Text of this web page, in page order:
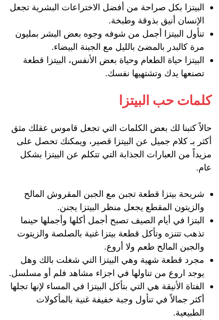
البيتزا بكل صراحة من أفضل الاختراعات البشرية تجعل
الإنسان أنيق بذوقة وطبخة.
تنأول البيتزا أجمل من شوفه وجوه بعض البشر بمليون
مرة كالبدر بالمضئ بالليل مع الجبنة البيضاء.
البيتزا حياة الطعام وحياة بعض الأنفس، البيتزا قطعة
تصنعها يدك وتشتهيها نفسك.
كلمات حب البيتزا
حالاً كتبنا لك بعض الكلمات التي تجعل قاموس عقلك مثق
أكثر بـ كلام جميل عن البيتزا قصير، ويمكنك تحصل على
مزيداً من العبارات الجذابة التي تتكلم عن البيتزا بشكل
عام.
شريحة بيتزا قطعة تجبن مع الجبن المقروش المالح
والزيتون المقطع يجعل منظر البيتزا يجنن.
البتزا في أيام الصيف تصبح أجمل أكلها وأجملها حينما
تذهب تتنزه وتأكل قطعة بيتزا غنية بالصلصة والزيتوت
والجبن المالح طعم ولا أروع.
مجرد قطعة شهية وهي البيتزا التي شغلت بالك وهل
يوجد اروع من تناولها في اجزاء مشاهد فلم أو مسلسل.
الفتاة الأنيقة هي التي بتأكل البيتزا في المساء لإنها تجلها
أكثر جمالاً في تنأول وجبة خفيفة غنية بالمأكولات
الطبيعية.